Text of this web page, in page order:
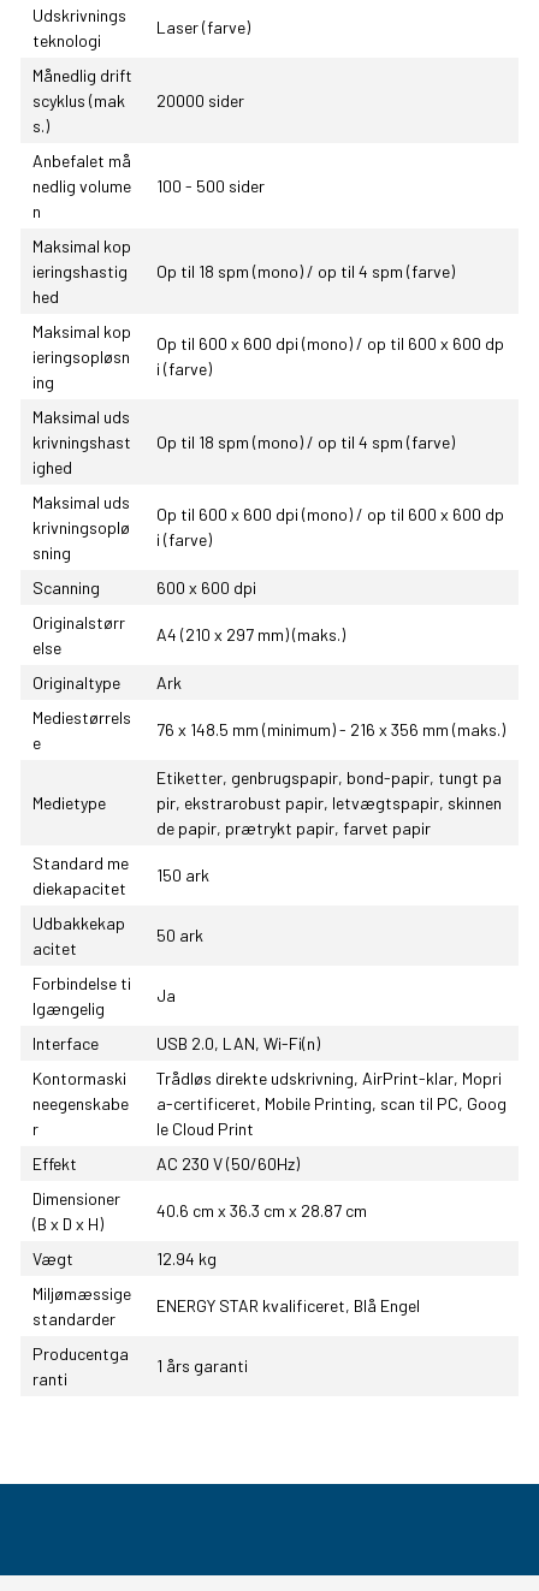
Udskrivnings
teknologi
Laser (farve)
Månedlig drift
scyklus (mak
s.)
20000 sider
Anbefalet må
nedlig volume
n
100 - 500 sider
Maksimal kop
ieringshastig
hed
Op til 18 spm (mono) / op til 4 spm (farve)
Maksimal kop
ieringsopløsn
ing
Op til 600 x 600 dpi (mono) / op til 600 x 600 dp
i (farve)
Maksimal uds
krivningshast
ighed
Op til 18 spm (mono) / op til 4 spm (farve)
Maksimal uds
krivningsoplø
sning
Op til 600 x 600 dpi (mono) / op til 600 x 600 dp
i (farve)
Scanning
600 x 600 dpi
Originalstørr
else
A4 (210 x 297 mm) (maks.)
Originaltype
Ark
Mediestørrels
e
76 x 148.5 mm (minimum) - 216 x 356 mm (maks.)
Medietype
Etiketter, genbrugspapir, bond-papir, tungt pa
pir, ekstrarobust papir, letvægtspapir, skinnen
de papir, prætrykt papir, farvet papir
Standard me
diekapacitet
150 ark
Udbakkekap
acitet
50 ark
Forbindelse ti
lgængelig
Ja
Interface
USB 2.0, LAN, Wi-Fi(n)
Kontormaski
neegenskabe
r
Trådløs direkte udskrivning, AirPrint-klar, Mopri
a-certificeret, Mobile Printing, scan til PC, Goog
le Cloud Print
Effekt
AC 230 V (50/60Hz)
Dimensioner
(B x D x H)
40.6 cm x 36.3 cm x 28.87 cm
Vægt
12.94 kg
Miljømæssige
standarder
ENERGY STAR kvalificeret, Blå Engel
Producentga
ranti
1 års garanti